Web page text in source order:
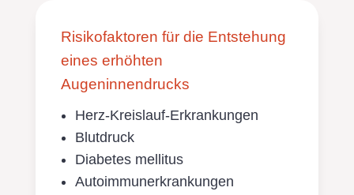
Risikofaktoren für die Entstehung
eines erhöhten
Augeninnendrucks
Herz-Kreislauf-Erkrankungen
Blutdruck
Diabetes mellitus
Autoimmunerkrankungen